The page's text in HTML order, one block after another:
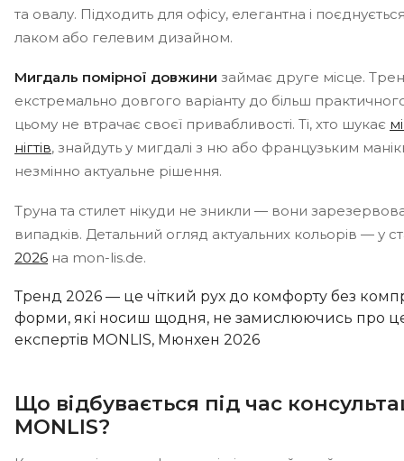
та овалу. Підходить для офісу, елегантна і
лаком або гелевим дизайном.
Мигдаль помірної довжини займає друге місце.
екстремально довгого варіанту до більш
цьому не втрачає своєї привабливості. Ті, хто шукає
нігтів, знайдуть у мигдалі з ню або французьким
незмінно актуальне рішення.
Труна та стилет нікуди не зникли — вони
випадків. Детальний огляд актуальних кольорів — у
2026 на mon-lis.de.
Тренд 2026 — це чіткий рух до комфорту без
форми, які носиш щодня, не замислюючись про
експертів MONLIS, Мюнхен 2026
Що відбувається під час
MONLIS?